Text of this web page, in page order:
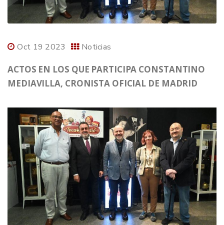
Oct 19 2023 Noticias
ACTOS EN LOS QUE PARTICIPA CONSTANTINO
MEDIAVILLA, CRONISTA OFICIAL DE MADRID